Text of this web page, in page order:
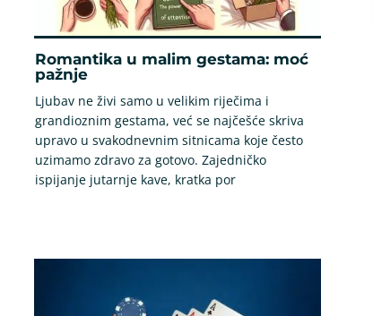
Romantika u malim gestama: moć
pažnje
Ljubav ne živi samo u velikim riječima i
grandioznim gestama, već se najčešće skriva
upravo u svakodnevnim sitnicama koje često
uzimamo zdravo za gotovo. Zajedničko
ispijanje jutarnje kave, kratka por